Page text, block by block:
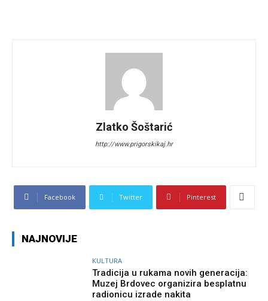
Zlatko Šoštarić
http://www.prigorskikaj.hr
Facebook Twitter Pinterest
NAJNOVIJE
KULTURA
Tradicija u rukama novih generacija:
Muzej Brdovec organizira besplatnu
radionicu izrade nakita